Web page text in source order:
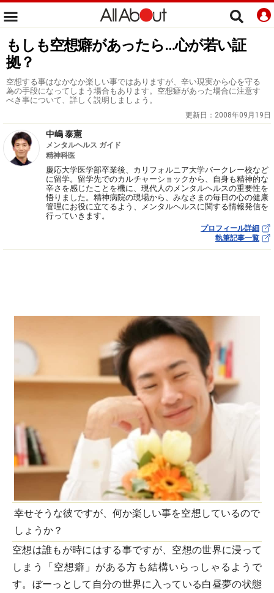
もしも空想癖があったら…心が若い証
拠？
空想する事はなかなか楽しい事ではありますが、辛い現実から心を守る
為の手段になってしまう場合もあります。空想癖があった場合に注意す
べき事について、詳しく説明しましょう。
更新日： 2008年09月19日
中嶋 泰憲
メンタルヘルス ガイド
精神科医
慶応大学医学部卒業後、カリフォルニア大学バークレー校など
に留学。留学先でのカルチャーショックから、自身も精神的な
辛さを感じたことを機に、現代人のメンタルヘルスの重要性を
悟りました。精神病院の現場から、みなさまの毎日の心の健康
管理にお役に立てるよう、メンタルヘルスに関する情報発信を
行っていきます。
プロフィール詳細
執筆記事一覧
幸せそうな彼ですが、何か楽しい事を空想しているので
しょうか？
空想は誰もが時にはする事ですが、空想の世界に浸って
しまう「空想癖」がある方も結構いらっしゃるようで
す。ぼーっとして自分の世界に入っている白昼夢の状態